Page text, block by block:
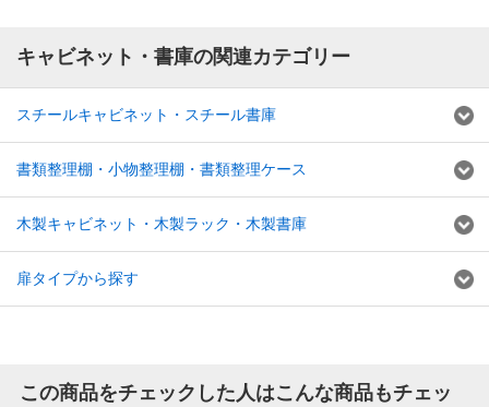
キャビネット・書庫の関連カテゴリー
スチールキャビネット・スチール書庫
書類整理棚・小物整理棚・書類整理ケース
木製キャビネット・木製ラック・木製書庫
扉タイプから探す
この商品をチェックした人はこんな商品もチェッ